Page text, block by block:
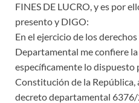
FINES DE LUCRO, y es por
presento y DIGO:
En el ejercicio de los
Departamental me confiere
específicamente lo dispuesto
Constitución de la
decreto departamental